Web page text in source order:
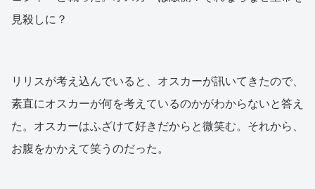
見殺しに？
リリスが考え込んでいると、オスカーが訊いてきたので、
素直にオスカーが何を考えているのかがわからないと答え
た。オスカーはふざけて好きだからと微笑む。それから、
お腹をかかえて笑うのだった。